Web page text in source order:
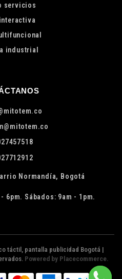
servicios
industrial
Normandía, Bogotá
6pm. Sábados: 9am - 1pm.
táctil, pantalla publicidad Bogotá |
Powered by Placecommerce.